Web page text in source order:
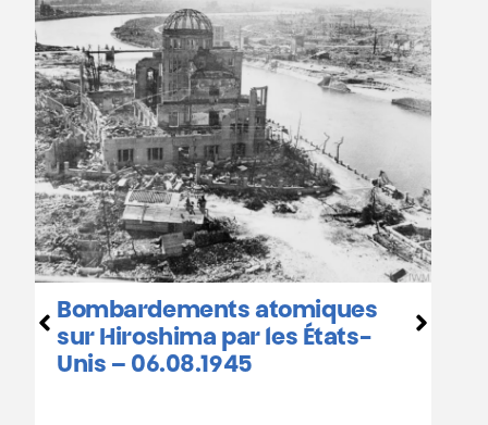
Hiroshima et Nagasaki :
calendrier des
commémorations en Belgique